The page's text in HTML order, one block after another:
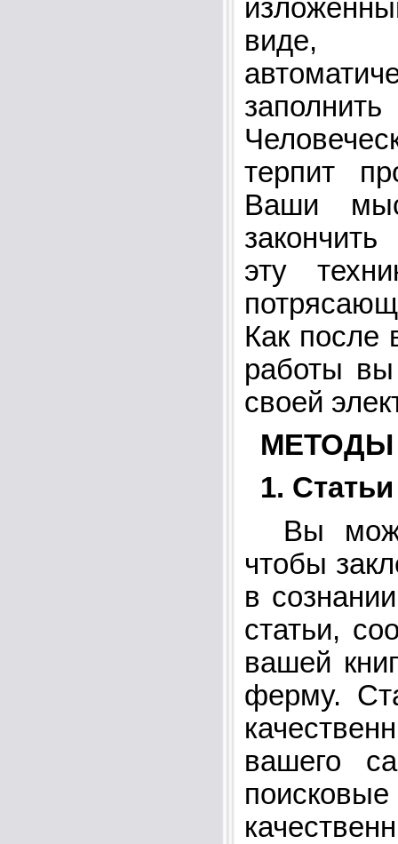
виде,
терпит
Ваши
эту
Как после
работы
своей
1. Статьи
Вы
чтобы
в
статьи,
вашей
ферму.
вашего